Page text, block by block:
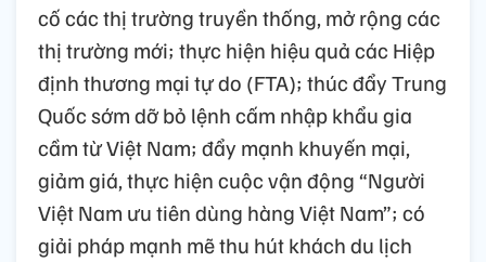
cố các thị trường truyền thống, mở rộng các
thị trường mới; thực hiện hiệu quả các Hiệp
định thương mại tự do (FTA); thúc đẩy Trung
Quốc sớm dỡ bỏ lệnh cấm nhập khẩu gia
cầm từ Việt Nam; đẩy mạnh khuyến mại,
giảm giá, thực hiện cuộc vận động “Người
Việt Nam ưu tiên dùng hàng Việt Nam”; có
giải pháp mạnh mẽ thu hút khách du lịch